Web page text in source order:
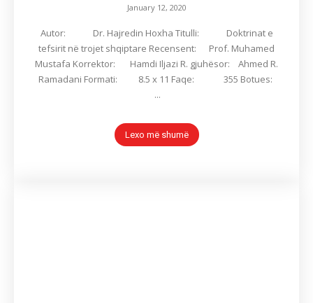
January 12, 2020
Autor: Dr. Hajredin Hoxha Titulli: Doktrinat e
tefsirit në trojet shqiptare Recensent: Prof. Muhamed
Mustafa Korrektor: Hamdi Iljazi R. gjuhësor: Ahmed R.
Ramadani Formati: 8.5 x 11 Faqe: 355 Botues:
...
Lexo më shumë